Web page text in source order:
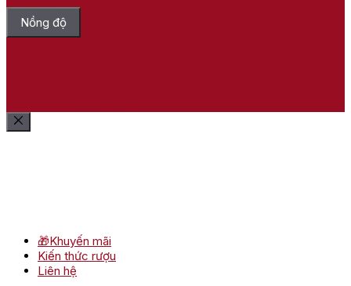
Nồng độ
🎁Khuyến mãi
Kiến thức rượu
Liên hệ